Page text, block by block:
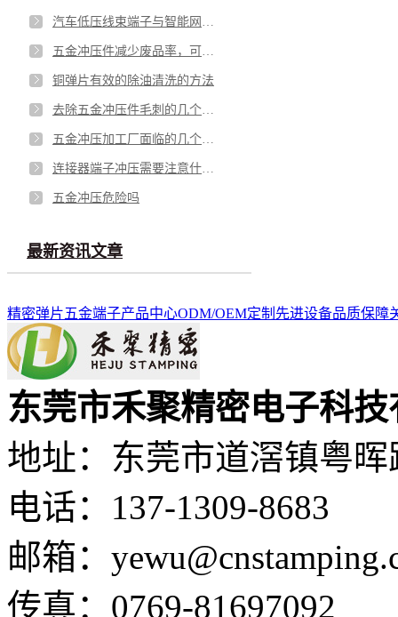
铜弹片有效的除油清洗的方法
五金冲压危险吗
最新资讯文章
精密弹片五金端子产品中心ODM/OEM定制 先进设备品质保障
东莞市禾聚精密电子科
地址：东莞市道滘镇粤晖
电话：137-1309-8683
邮箱：
传真：0769-81697092